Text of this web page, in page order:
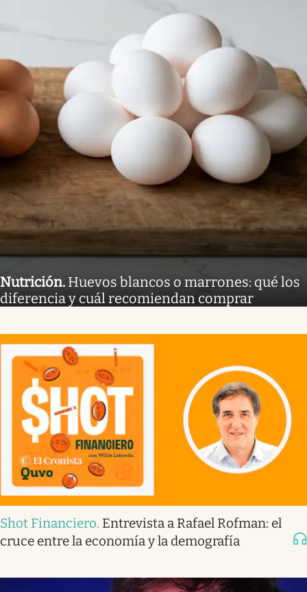
Nutrición. Huevos blancos o marrones: qué los
diferencia y cuál recomiendan comprar
Shot Financiero. Entrevista a Rafael Rofman: el
cruce entre la economía y la demografía